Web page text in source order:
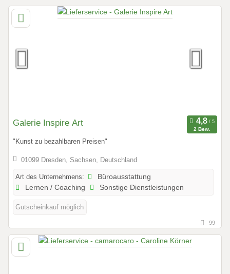
Galerie Inspire Art
2 Bew.
"Kunst zu bezahlbaren Preisen"
01099 Dresden, Sachsen, Deutschland
Art des Unternehmens:
Büroausstattung
Lernen / Coaching
Sonstige Dienstleistungen
Gutscheinkauf möglich
99